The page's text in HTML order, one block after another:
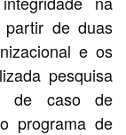
partir de duas
e os
pesquisa
de caso de
programa de